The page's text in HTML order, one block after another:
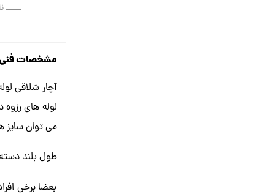
مشخصات فنی
لوله های
می توان سایز
طول بلند
بعضا برخی